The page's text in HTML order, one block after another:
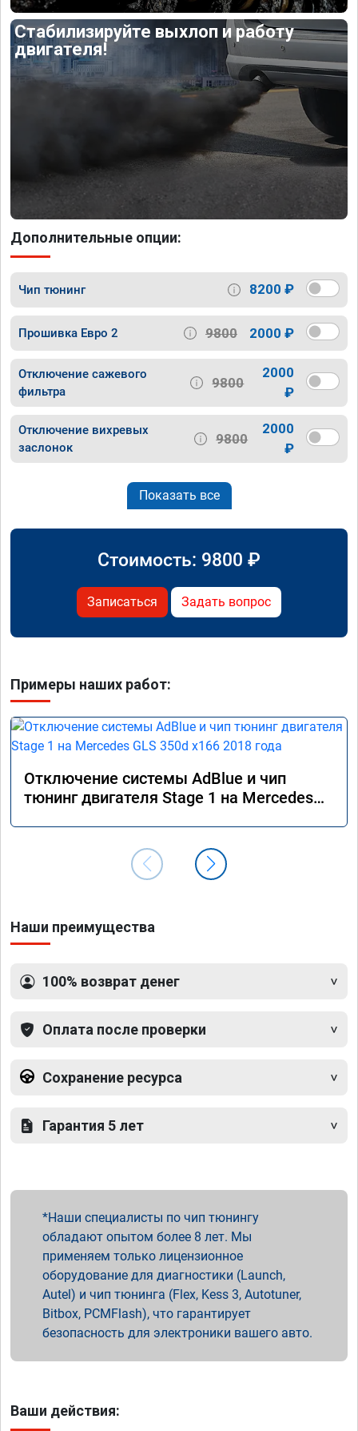
Стабилизируйте выхлоп и работу
двигателя!
Дополнительные опции:
Чип тюнинг 8200 ₽
Прошивка Евро 2 9800 2000 ₽
Отключение сажевого
фильтра
9800
2000
₽
Отключение вихревых
заслонок
9800
2000
₽
Показать все
Стоимость: 9800 ₽
Записаться Задать вопрос
Примеры наших работ:
Отключение системы AdBlue и чип
тюнинг двигателя Stage 1 на Mercedes
Наши преимущества
100% возврат денег
Оплата после проверки
Сохранение ресурса
Гарантия 5 лет
Наши специалисты по чип тюнингу
обладают опытом более 8 лет. Мы
применяем только лицензионное
оборудование для диагностики (Launch,
Autel) и чип тюнинга (Flex, Kess 3, Autotuner,
Bitbox, PCMFlash), что гарантирует
безопасность для электроники вашего авто.
Ваши действия: